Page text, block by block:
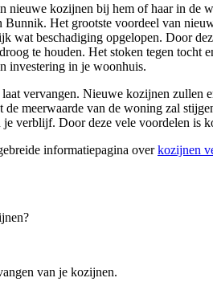
nieuwe kozijnen bij hem of haar in
Het grootste voordeel van
wat beschadiging opgelopen. Door
te houden. Het stoken tegen
investering in je woonhuis.
vervangen. Nieuwe kozijnen
meerwaarde van de woning zal
verblijf. Door deze vele voordelen is
informatiepagina overkozijnen
van je kozijnen.